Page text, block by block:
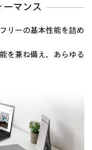
ーマンス
リーの基本性能を詰め
を兼ね備え、あらゆる